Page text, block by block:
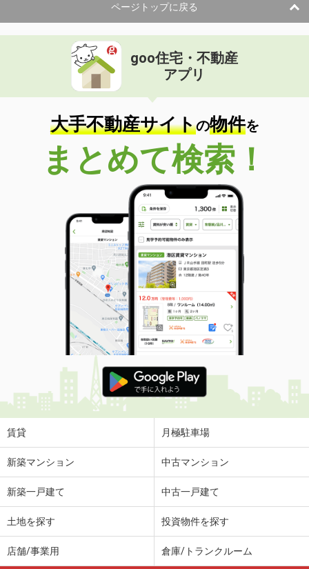
間取り
1K
静岡県浜松市浜名区都田町
価 格
住 所
静岡県浜松市浜名区都田町
専有面積 26.49m²
間取り
1K
静岡県焼津市三ケ名
価 格
6万円
静岡県焼津市三ケ名
44.32m²
間取り
1LDK
静岡県浜松市浜名区寺島
価 格
5.90万円
住 所
静岡県浜松市浜名区寺島
専有面積 48.18m²
間取り
1LDK
静岡県掛川市逆川
価 格
5.50万円
住 所
静岡県掛川市逆川
専有面積
静岡県磐田市見付
4.10万円
静岡県浜松市中央区和合町
ページトップに戻る
goo住宅・不動産
アプリ
大手不動産サイトの物件を
まとめて検索！
賃貸 月極駐車場
新築マンション 中古マンション
新築一戸建て 中古一戸建て
土地を探す 投資物件を探す
店舗/事業用 倉庫/トランクルーム